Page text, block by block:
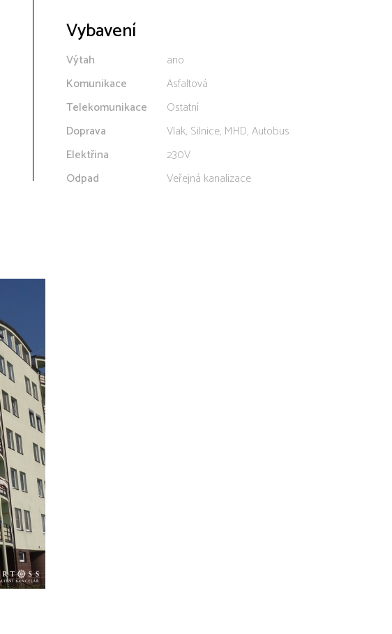
Vybavení
Výtah
ano
Komunikace
Asfaltová
Telekomunikace
Ostatní
Doprava
Vlak, Silnice, MHD, Autobus
Elektřina
230V
Odpad
Veřejná kanalizace